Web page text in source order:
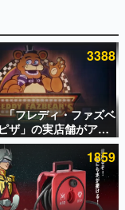
3388
「フレディ・ファズベ
ザ」の実店舗がアメ
施設「American
2027年オープン！
との共同開発、食
くステージショーや
ラー体験も楽しめる
1859